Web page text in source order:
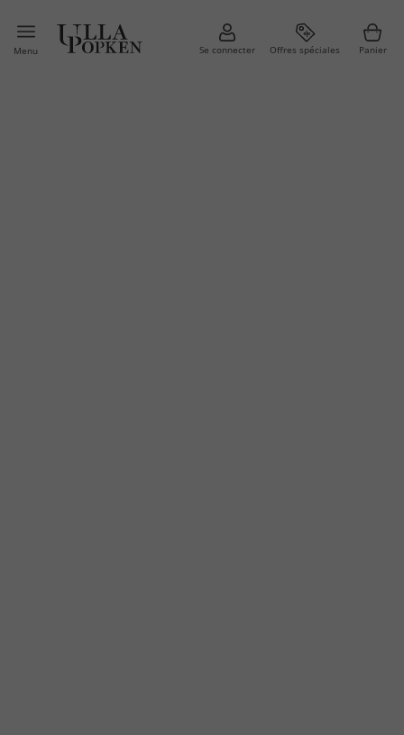
Menu Se connecter Offres spéciales Panier